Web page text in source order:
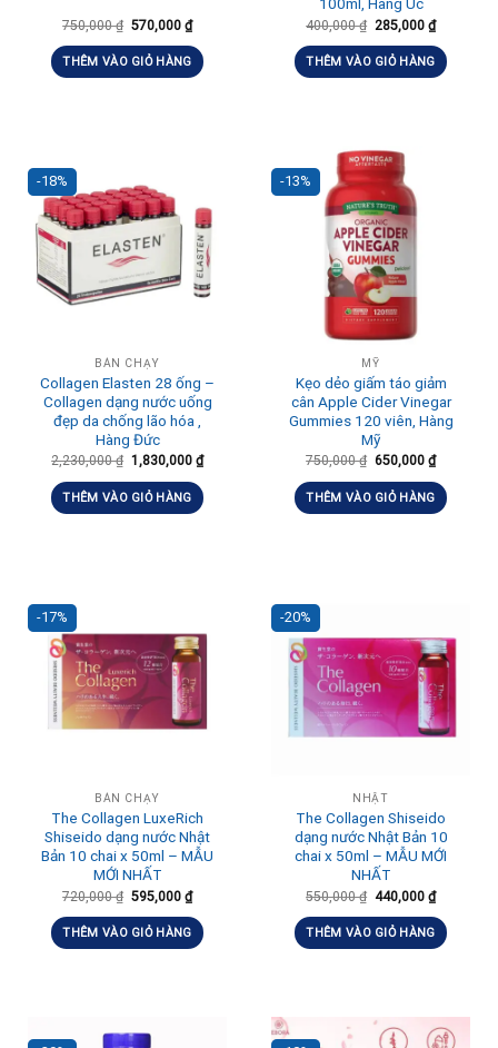
750,000₫ 570,000 ₫
THÊM VÀO GIỎ HÀNG
400,000₫ 285,000 ₫
THÊM VÀO GIỎ HÀNG
-18%
BÁN CHẠY
Collagen Elasten 28 ống –
Collagen dạng nước uống
đẹp da chống lão hóa ,
Hàng Đức
2,230,000₫ 1,830,000 ₫
THÊM VÀO GIỎ HÀNG
-13%
MỸ
Kẹo dẻo giấm táo giảm
cân Apple Cider Vinegar
Gummies 120 viên, Hàng
Mỹ
750,000₫ 650,000 ₫
THÊM VÀO GIỎ HÀNG
-17%
BÁN CHẠY
The Collagen LuxeRich
Shiseido dạng nước Nhật
Bản 10 chai x 50ml – MẪU
MỚI NHẤT
720,000₫ 595,000 ₫
THÊM VÀO GIỎ HÀNG
-20%
NHẬT
The Collagen Shiseido
dạng nước Nhật Bản 10
chai x 50ml – MẪU MỚI
NHẤT
550,000₫ 440,000 ₫
THÊM VÀO GIỎ HÀNG